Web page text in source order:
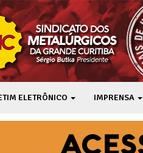
ELETRÔNICO IMPRENSA